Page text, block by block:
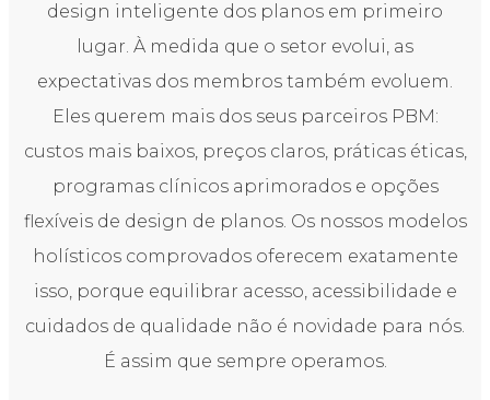
design inteligente dos planos em primeiro
lugar. À medida que o setor evolui, as
expectativas dos membros também evoluem.
Eles querem mais dos seus parceiros PBM:
custos mais baixos, preços claros, práticas éticas,
programas clínicos aprimorados e opções
flexíveis de design de planos. Os nossos modelos
holísticos comprovados oferecem exatamente
isso, porque equilibrar acesso, acessibilidade e
cuidados de qualidade não é novidade para nós.
É assim que sempre operamos.